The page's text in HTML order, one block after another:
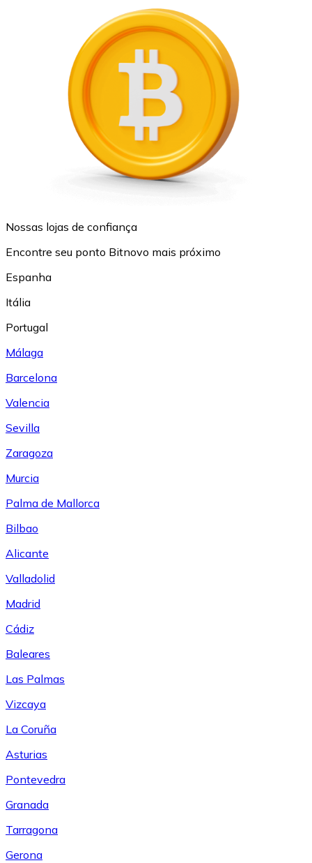
Nossas lojas de confiança
Encontre seu ponto Bitnovo mais próximo
Espanha
Itália
Portugal
Málaga
Barcelona
Valencia
Sevilla
Zaragoza
Murcia
Palma de Mallorca
Bilbao
Alicante
Valladolid
Madrid
Cádiz
Baleares
Las Palmas
Vizcaya
La Coruña
Asturias
Pontevedra
Granada
Tarragona
Gerona